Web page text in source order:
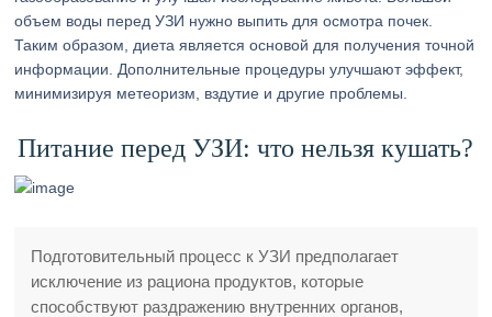
объем воды перед УЗИ нужно выпить для осмотра почек.
Таким образом, диета является основой для получения точной
информации. Дополнительные процедуры улучшают эффект,
минимизируя метеоризм, вздутие и другие проблемы.
Питание перед УЗИ: что нельзя кушать?
Подготовительный процесс к УЗИ предполагает
исключение из рациона продуктов, которые
способствуют раздражению внутренних органов,